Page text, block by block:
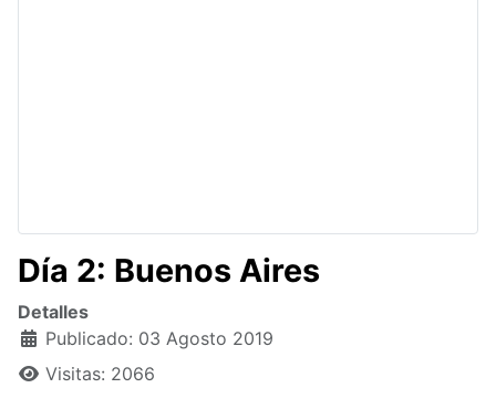
Día 2: Buenos Aires
Detalles
Publicado: 03 Agosto 2019
Visitas: 2066